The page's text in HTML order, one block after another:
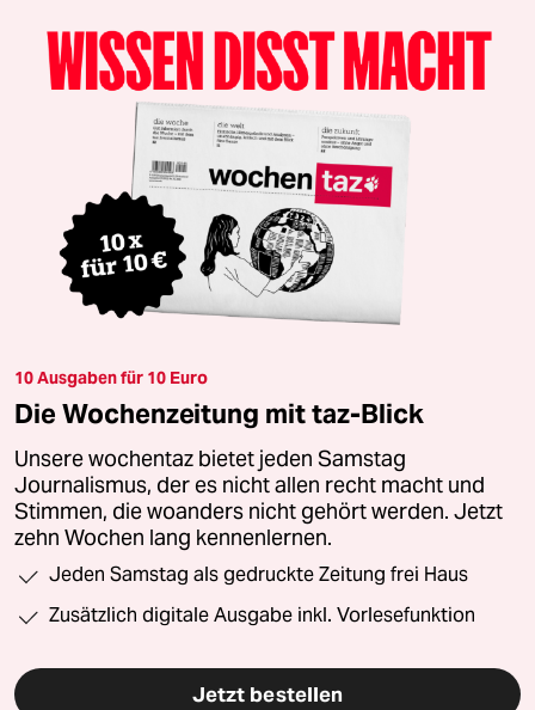
10 Ausgaben für 10 Euro
Die Wochenzeitung mit taz-Blick
Unsere wochentaz bietet jeden Samstag
Journalismus, der es nicht allen recht macht und
Stimmen, die woanders nicht gehört werden. Jetzt
zehn Wochen lang kennenlernen.
Jeden Samstag als gedruckte Zeitung frei Haus
Zusätzlich digitale Ausgabe inkl. Vorlesefunktion
Jetzt bestellen